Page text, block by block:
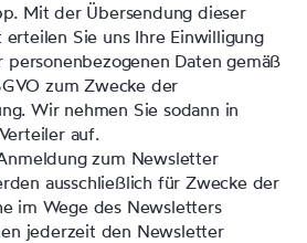
Mit der Übersendung dieser
Sie uns Ihre Einwilligung
Daten gemäß
zum Zwecke der
Wir nehmen Sie sodann in
auf.
zum Newsletter
ausschließlich für Zwecke der
im Wege des Newsletters
jederzeit den Newsletter